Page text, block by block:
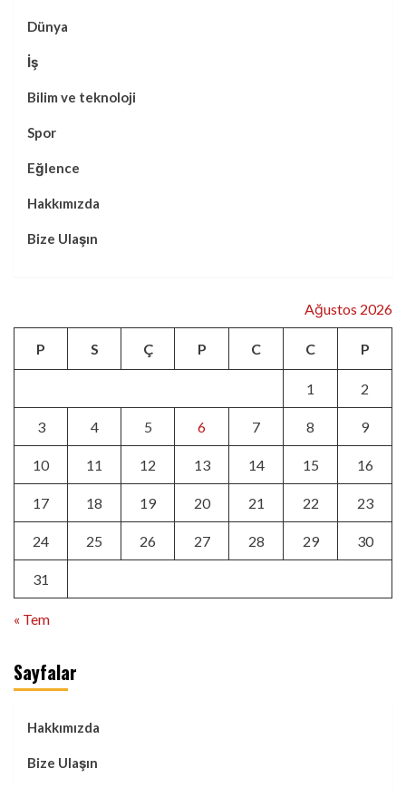
Dünya
İş
Bilim ve teknoloji
Spor
Eğlence
Hakkımızda
Bize Ulaşın
Ağustos 2026
P S Ç P C C P
1 2
3 4 5 6 7 8 9
10 11 12 13 14 15 16
17 18 19 20 21 22 23
24 25 26 27 28 29 30
31
« Tem
Sayfalar
Hakkımızda
Bize Ulaşın